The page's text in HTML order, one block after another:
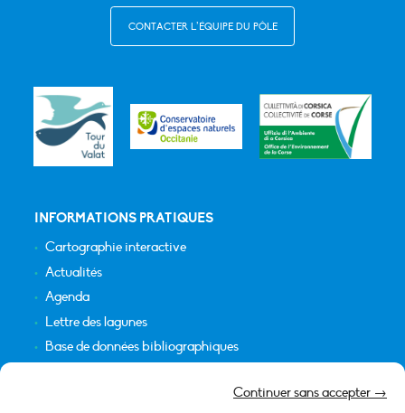
Continuer sans accepter →
CONTACTER L’ÉQUIPE DU PÔLE
INFORMATIONS PRATIQUES
Cartographie interactive
Actualités
Agenda
Lettre des lagunes
Base de données bibliographiques